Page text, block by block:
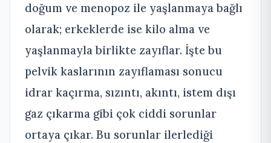
doğum ve menopoz ile yaşlanmaya bağlı
olarak; erkeklerde ise kilo alma ve
yaşlanmayla birlikte zayıflar. İşte bu
pelvik kaslarının zayıflaması sonucu
idrar kaçırma, sızıntı, akıntı, istem dışı
gaz çıkarma gibi çok ciddi sorunlar
ortaya çıkar. Bu sorunlar ilerlediği